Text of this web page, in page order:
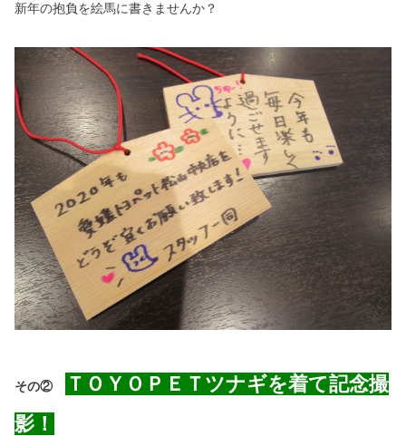
新年の抱負を絵馬に書きませんか？
その②
ＴＯＹＯＰＥＴツナギを着て記念撮
影！